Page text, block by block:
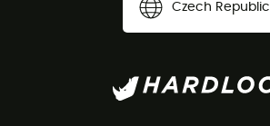
Czech Republic